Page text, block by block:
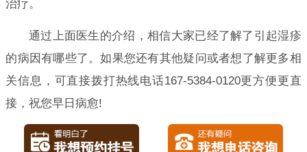
治疗。
通过上面医生的介绍，相信大家已经了解了引起湿疹
的病因有哪些了。如果您还有其他疑问或者想了解更多相
关信息，可直接拨打热线电话167-5384-0120更方便更直
接，祝您早日病愈!